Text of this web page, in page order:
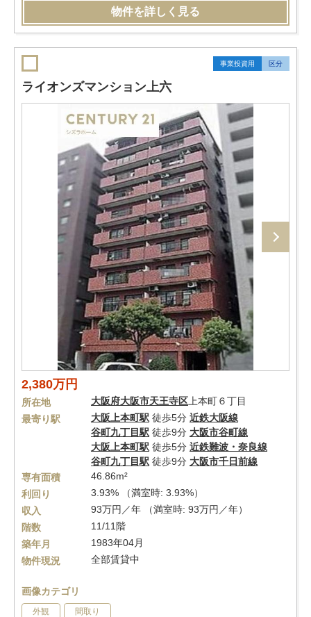
物件を詳しく見る
事業投資用 区分
ライオンズマンション上六
2,380万円
所在地 大阪府大阪市天王寺区 上本町６丁目
最寄り駅
大阪上本町駅 徒歩5分 近鉄大阪線
谷町九丁目駅 徒歩9分 大阪市谷町線
大阪上本町駅 徒歩5分 近鉄難波・奈良線
谷町九丁目駅 徒歩9分 大阪市千日前線
専有面積
46.86m²
利回り
3.93% （満室時: 3.93%）
収入
93万円／年 （満室時: 93万円／年）
階数
11/11階
築年月
1983年04月
物件現況
全部賃貸中
画像カテゴリ
外観 間取り